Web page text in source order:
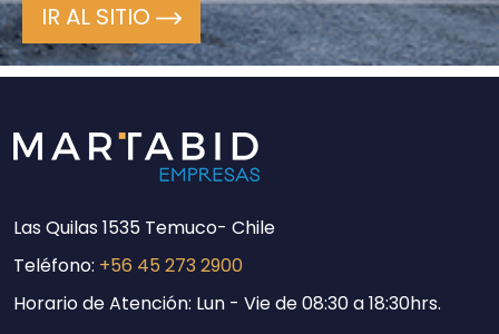
IR AL SITIO
Las Quilas 1535 Temuco- Chile
Teléfono: +56 45 273 2900
Horario de Atención: Lun - Vie de 08:30 a 18:30hrs.